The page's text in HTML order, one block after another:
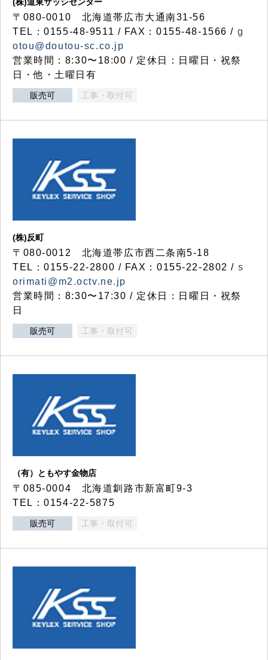
〒080-0010 北海道帯広市大通南31-56
TEL：0155-48-9511 / FAX：0155-48-1566 / g
otou@doutou-sc.co.jp
営業時間：8:30〜18:00 / 定休日：日曜日・祝祭
日・他・土曜日有
販売可 工事・取付可
(株)反町
〒080-0012 北海道帯広市西二条南5-18
TEL：0155-22-2800 / FAX：0155-22-2802 / s
orimati@m2.octv.ne.jp
営業時間：8:30〜17:30 / 定休日：日曜日・祝祭
日
販売可 工事・取付可
（有）ともやす金物店
〒085-0004 北海道釧路市新富町9-3
TEL：0154-22-5875
販売可 工事・取付可